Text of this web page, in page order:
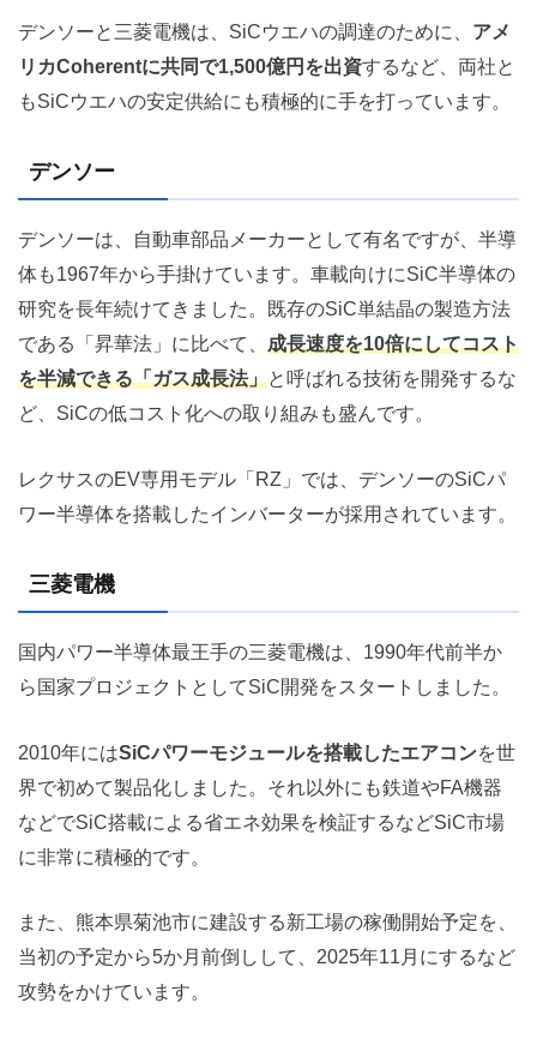
デンソーと三菱電機は、SiCウエハの調達のために、 アメ
リカCoherentに共同で1,500億円を出資するなど、両社と
もSiCウエハの安定供給にも積極的に手を打っています。
デンソー
デンソーは、自動車部品メーカーとして有名ですが、半導
体も1967年から手掛けています。車載向けにSiC半導体の
研究を長年続けてきました。既存のSiC単結晶の製造方法
である「昇華法」に比べて、 成長速度を10倍にしてコスト
を半減できる「ガス成長法」と呼ばれる技術を開発するな
ど、SiCの低コスト化への取り組みも盛んです。
レクサスのEV専用モデル「RZ」では、デンソーのSiCパ
ワー半導体を搭載したインバーターが採用されています。
三菱電機
国内パワー半導体最王手の三菱電機は、1990年代前半か
ら国家プロジェクトとしてSiC開発をスタートしました。
2010年にはSiCパワーモジュールを搭載したエアコンを世
界で初めて製品化しました。それ以外にも鉄道やFA機器
などでSiC搭載による省エネ効果を検証するなどSiC市場
に非常に積極的です。
また、熊本県菊池市に建設する新工場の稼働開始予定を、
当初の予定から5か月前倒しして、2025年11月にするなど
攻勢をかけています。